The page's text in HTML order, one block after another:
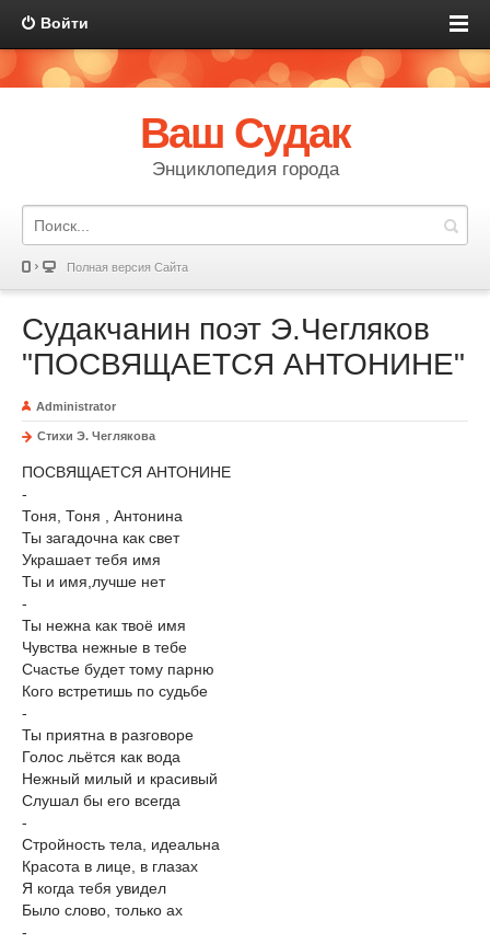
Войти
Ваш Судак
Энциклопедия города
Полная версия Сайта
Судакчанин поэт Э.Чегляков
"ПОСВЯЩАЕТСЯ АНТОНИНЕ"
Administrator
Стихи Э. Чеглякова
ПОСВЯЩАЕТСЯ АНТОНИНЕ
-
Тоня, Тоня , Антонина
Ты загадочна как свет
Украшает тебя имя
Ты и имя,лучше нет
-
Ты нежна как твоё имя
Чувства нежные в тебе
Счастье будет тому парню
Кого встретишь по судьбе
-
Ты приятна в разговоре
Голос льётся как вода
Нежный милый и красивый
Слушал бы его всегда
-
Стройность тела, идеальна
Красота в лице, в глазах
Я когда тебя увидел
Было слово, только ах
-